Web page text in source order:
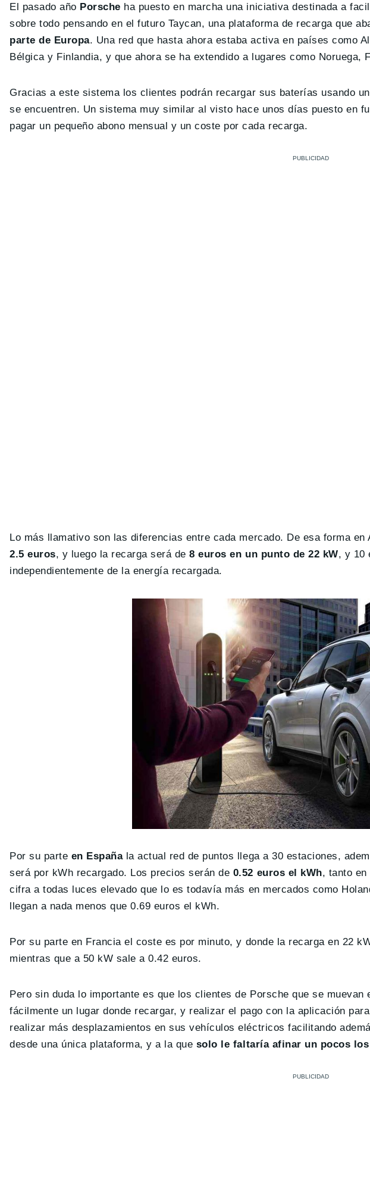
El pasado año Porsche ha puesto en marcha una iniciativa destinada a
sobre todo pensando en el futuro Taycan, una plataforma de recarga que
parte de Europa. Una red que hasta ahora estaba activa en países como
Bélgica y Finlandia, y que ahora se ha extendido a lugares como Noruega,
Gracias a este sistema los clientes podrán recargar sus baterías usando
se encuentren. Un sistema muy similar al visto hace unos días puesto en
pagar un pequeño abono mensual y un coste por cada recarga.
Lo más llamativo son las diferencias entre cada mercado. De esa forma
2.5 euros, y luego la recarga será de 8 euros en un punto de 22 kW, y 10
independientemente de la energía recargada.
Por su parte en Españala actual red de puntos llega a 30 estaciones,
será por kWh recargado. Los precios serán de 0.52 euros el kWh, tanto
cifra a todas luces elevado que lo es todavía más en mercados como
llegan a nada menos que 0.69 euros el kWh.
Por su parte en Francia el coste es por minuto, y donde la recarga en 22
mientras que a 50 kW sale a 0.42 euros.
Pero sin duda lo importante es que los clientes de Porsche que se
fácilmente un lugar donde recargar, y realizar el pago con la aplicación
realizar más desplazamientos en sus vehículos eléctricos facilitando
desde una única plataforma, y a la que solo le faltaría afinar un pocos